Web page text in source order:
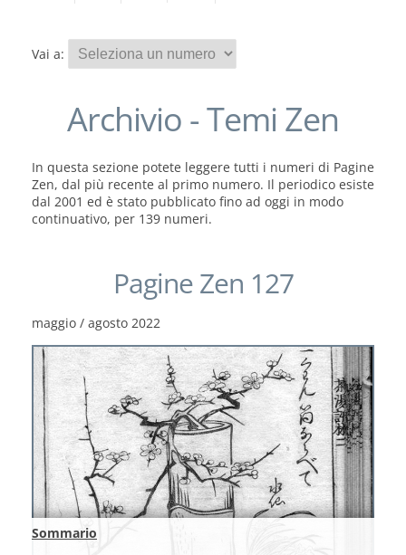
Vai a:
Archivio - Temi Zen
In questa sezione potete leggere tutti i numeri di Pagine
Zen, dal più recente al primo numero. Il periodico esiste
dal 2001 ed è stato pubblicato fino ad oggi in modo
continuativo, per 139 numeri.
Pagine Zen 127
maggio / agosto 2022
Sommario